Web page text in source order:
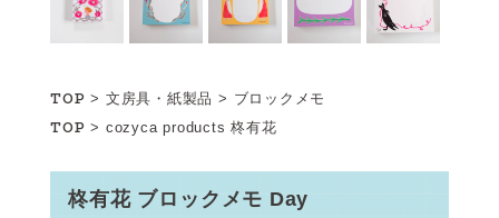
TOP > 文房具・紙製品 > ブロックメモ
TOP > cozyca products 柊有花
柊有花 ブロックメモ Day